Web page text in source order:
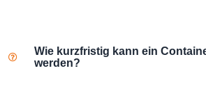
Wie kurzfristig kann ein
werden?